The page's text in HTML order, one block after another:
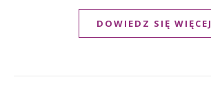
DOWIEDZ SIĘ WIĘCEJ